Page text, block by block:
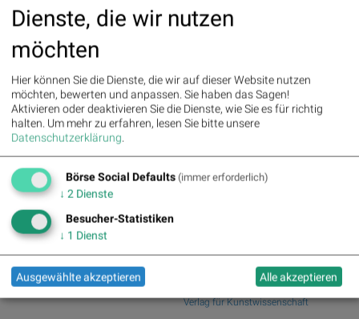
Palfinger : 1.32% » Details
voestalpine : 0.23%» Details
CA Immo : 0.21%
Uniqa : 0.05% » Details
DO&CO : 0.00%
» Details
Erste Group : -1.19%» Details
Bawag : -1.34%» Details
Strabag : -1.56%» Details
AT&S : -2.23%» Details
Österreichische Post : -4.48%
Details
09.08.26: Space...
wikifolio Champion per ..: Simon Weishar
- Bajaj ...
wikifolio Champion per ..: Simon Weishar
mit Szew...
Mayr-Melnhof und Palfinger vs. RHI und
Wundergarten der Natur. Neue
Bilddokumente schöner
Pflanzenformen
Verlag für Kunstwissenschaft
Dienste, die wir nutzen
möchten
Hier können Sie die Dienste, die wir auf dieser Website nutzen
möchten, bewerten und anpassen. Sie haben das Sagen!
Aktivieren oder deaktivieren Sie die Dienste, wie Sie es für richtig
halten. Um mehr zu erfahren, lesen Sie bitte unsere
Datenschutzerklärung.
Börse Social Defaults (immer erforderlich)
↓ 2 Dienste
Besucher-Statistiken
↓ 1 Dienst
Ausgewählte akzeptieren Alle akzeptieren